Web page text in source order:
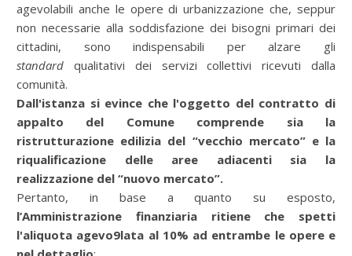
agevolabili anche le opere di urbanizzazione che, seppur
non necessarie alla soddisfazione dei bisogni primari dei
cittadini, sono indispensabili per alzare gli
standard qualitativi dei servizi collettivi ricevuti dalla
comunità.
Dall'istanza si evince che l'oggetto del contratto di
appalto del Comune comprende sia la
ristrutturazione edilizia del “vecchio mercato” e la
riqualificazione delle aree adiacenti sia la
realizzazione del “nuovo mercato”.
Pertanto, in base a quanto su esposto,
l’Amministrazione finanziaria ritiene che spetti
l'aliquota agevo9lata al 10% ad entrambe le opere e